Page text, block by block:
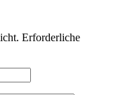
Erforderliche